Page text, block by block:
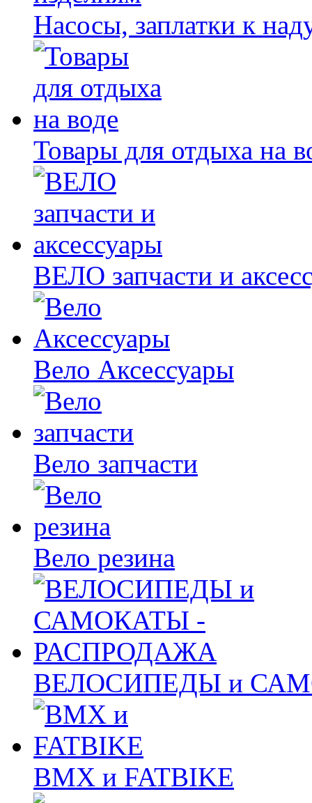
Насосы, заплатки к
Товары для отдыха на
ВЕЛО запчасти и
Вело Аксессуары
Вело запчасти
Вело резина
ВЕЛОСИПЕДЫ и
BMX и FATBIKE